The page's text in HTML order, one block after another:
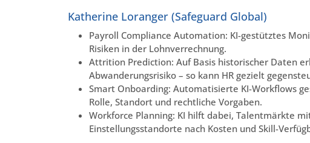
Katherine Loranger (Safeguard Global)
Payroll Compliance Automation: KI-gestütztes
Risiken in der Lohnverrechnung.
Attrition Prediction: Auf Basis historischer Daten
Abwanderungsrisiko – so kann HR gezielt
Smart Onboarding: Automatisierte KI-Workflows
Rolle, Standort und rechtliche Vorgaben.
Workforce Planning: KI hilft dabei, Talentmärkte
Einstellungsstandorte nach Kosten und Skill-